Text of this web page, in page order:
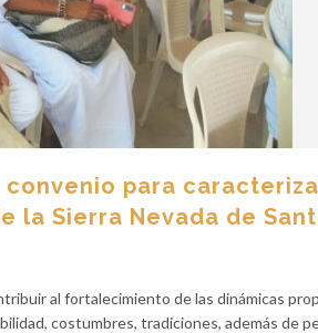
convenio para
Sierra Nevada de
al fortalecimiento de las dinámicas
costumbres, tradiciones, además de